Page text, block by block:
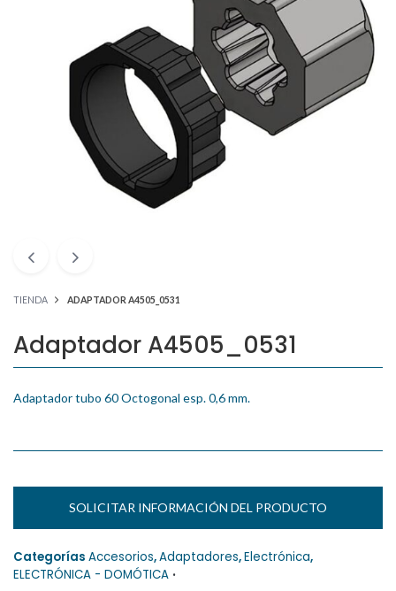
TIENDA ADAPTADOR A4505_0531
Adaptador A4505_0531
Adaptador tubo 60 Octogonal esp. 0,6 mm.
SOLICITAR INFORMACIÓN DEL PRODUCTO
Categorías Accesorios,Adaptadores,Electrónica,
ELECTRÓNICA - DOMÓTICA